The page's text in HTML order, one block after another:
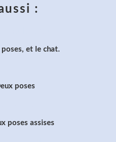
:
et le chat.
poses
poses assises